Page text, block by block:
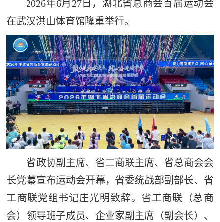
2026年6月27日，湖北省总商会首届运动会
在武汉洪山体育馆隆重举行。
省政协副主席、省工商联主席、省总商会会
长党蓁宣布运动会开幕，省委统战部副部长、省
工商联党组书记庄光明致辞。省工商联（总商
会）领导班子成员、企业家副主席（副会长）、